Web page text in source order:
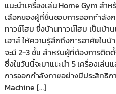
แนะนำเครื่องเล่น Home Gym สำ
เลือกของผู้ที่ชื่นชอบการออกกำลังก
ทาวน์โฮม ซึ่งบ้านทาวน์โฮม เป็นบ้
เฮาส์ ให้ความรู้สึกถึงการอาศัยใน
จะมี 2-3 ชั้น สำหรับผู้ที่ต้องการติด
ซึ่งในวันนี้จะมาแนะนำ 5 เครื่องเล่
การออกกำลังกายอย่างมีประสิทธิ
Machine […]